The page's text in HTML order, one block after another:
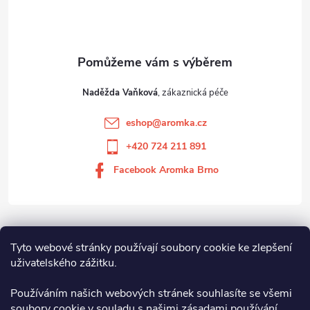
Tyto webové stránky používají soubory cookie ke zlepšení
uživatelského zážitku.
Používáním našich webových stránek souhlasíte se všemi
Vše o nákupu
Aromka Brno s.r.o
Naděžda Vaňková
eshop@aromka.cz
+420 724 211 891
Facebook Aromka Brno